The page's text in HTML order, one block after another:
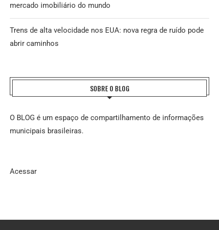
mercado imobiliário do mundo
Trens de alta velocidade nos EUA: nova regra de ruído pode
abrir caminhos
SOBRE O BLOG
O BLOG é um espaço de compartilhamento de informações
municipais brasileiras.
Acessar